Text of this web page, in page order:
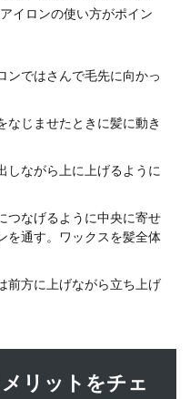
イロンの使い方がポイン
ンではさんで毛先に向かっ
なじませたときに髪に動き
しながら上に上げるように
つなげるように中央に寄せ
を通す。ワックスを髪全体
前方に上げながら立ち上げ